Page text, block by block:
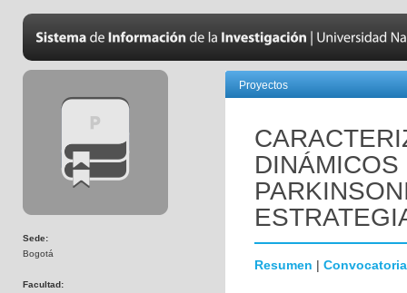
Sede:
Bogotá
Facultad:
Proyectos
Resumen | Convocatoria